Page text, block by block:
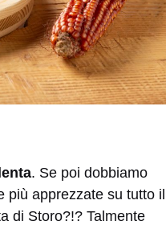
. Se poi dobbiamo
apprezzate su tutto il
di Storo?!? Talmente